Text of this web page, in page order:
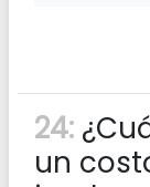
24:
un